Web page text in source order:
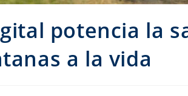
potencia la
a la vida